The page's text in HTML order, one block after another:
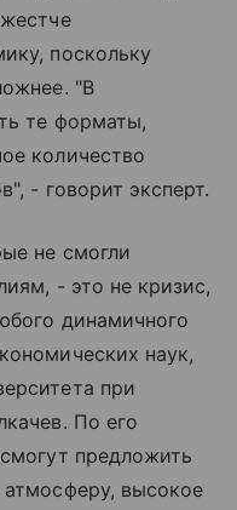
поскольку
"В
те форматы,
количество
- говорит эксперт.
не смогли
- это не кризис,
динамичного
наук,
при
По его
предложить
высокое